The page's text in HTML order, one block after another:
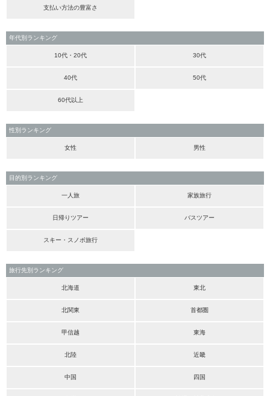
支払い方法の豊富さ
年代別ランキング
10代・20代 30代
40代 50代
60代以上
性別ランキング
女性 男性
目的別ランキング
一人旅 家族旅行
日帰りツアー バスツアー
スキー・スノボ旅行
旅行先別ランキング
北海道 東北
北関東 首都圏
甲信越 東海
北陸 近畿
中国 四国